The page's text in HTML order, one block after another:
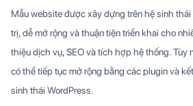
Mẫu website được xây dựng trên hệ sinh thái
trị, dễ mở rộng và thuận tiện triển khai cho
thiệu dịch vụ, SEO và tích hợp hệ thống. Tùy
có thể tiếp tục mở rộng bằng các plugin và
sinh thái WordPress.